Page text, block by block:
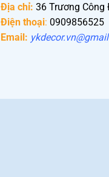
Địa chỉ: 36 Trương Công
Điện thoại: 0909856525
Email: